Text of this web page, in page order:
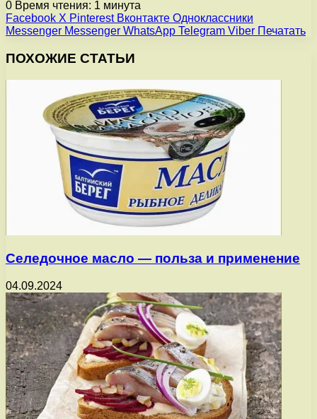
0 Время чтения: 1 минута
Facebook X Pinterest Вконтакте Одноклассники
Messenger Messenger WhatsApp Telegram Viber Печатать
ПОХОЖИЕ СТАТЬИ
Селедочное масло — польза и применение
04.09.2024